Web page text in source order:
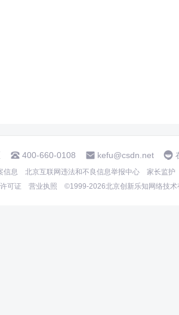
400-660-0108 kefu@csdn.net
信息 北京互联网违法和不良信息举报中心 家长监护
可证 营业执照 ©1999-2026北京创新乐知网络技术